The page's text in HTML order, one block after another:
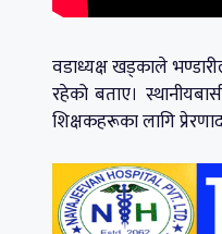
वडाध्यक्ष खड्काले
रहेको बताए।
शिक्षकहरूका लागि